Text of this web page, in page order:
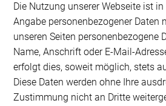
Die Nutzung unserer Webseite ist
Angabe personenbezogener Daten
unseren Seiten personenbezogene
Name, Anschrift oder E-Mail-
erfolgt dies, soweit möglich, stets
Diese Daten werden ohne Ihre
Zustimmung nicht an Dritte